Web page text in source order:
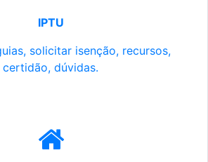
IPTU
solicitar isenção, recursos,
certidão, dúvidas.